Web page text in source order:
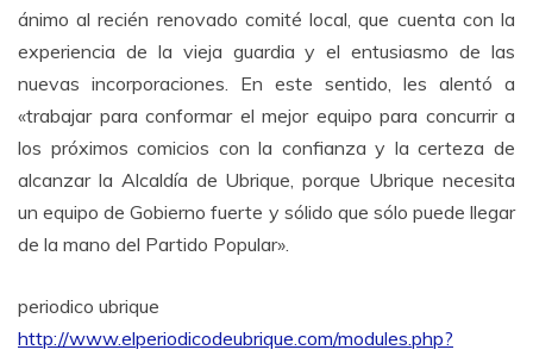
ánimo al recién renovado comité local, que cuenta con la
experiencia de la vieja guardia y el entusiasmo de las
nuevas incorporaciones. En este sentido, les alentó a
«trabajar para conformar el mejor equipo para concurrir a
los próximos comicios con la confianza y la certeza de
alcanzar la Alcaldía de Ubrique, porque Ubrique necesita
un equipo de Gobierno fuerte y sólido que sólo puede llegar
de la mano del Partido Popular».
periodico ubrique
http://www.elperiodicodeubrique.com/modules.php?